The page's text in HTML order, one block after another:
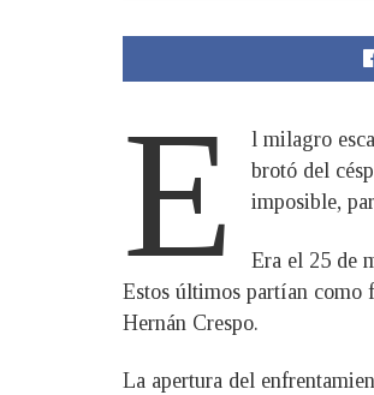
E
l milagro
brotó del
imposible,
Era el 25 de
Estos últimos partían como
Hernán Crespo.
La apertura del